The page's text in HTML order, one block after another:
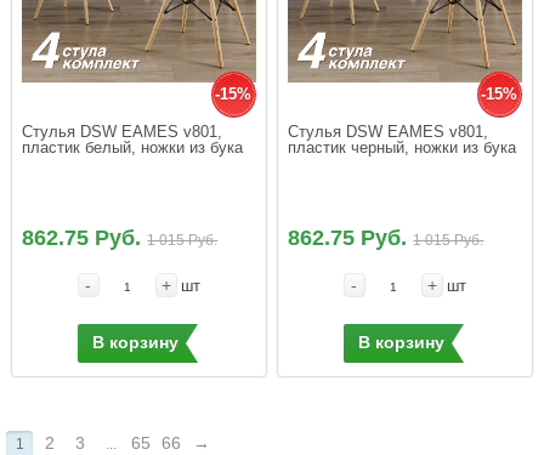
-15%
Стулья DSW EAMES v801,
пластик белый, ножки из бука
862.75 Руб.1 015 Руб.
- + шт
В корзину
-15%
Стулья DSW EAMES v801,
пластик черный, ножки из бука
862.75 Руб.1 015 Руб.
- + шт
В корзину
1 2 3 ... 65 66 →